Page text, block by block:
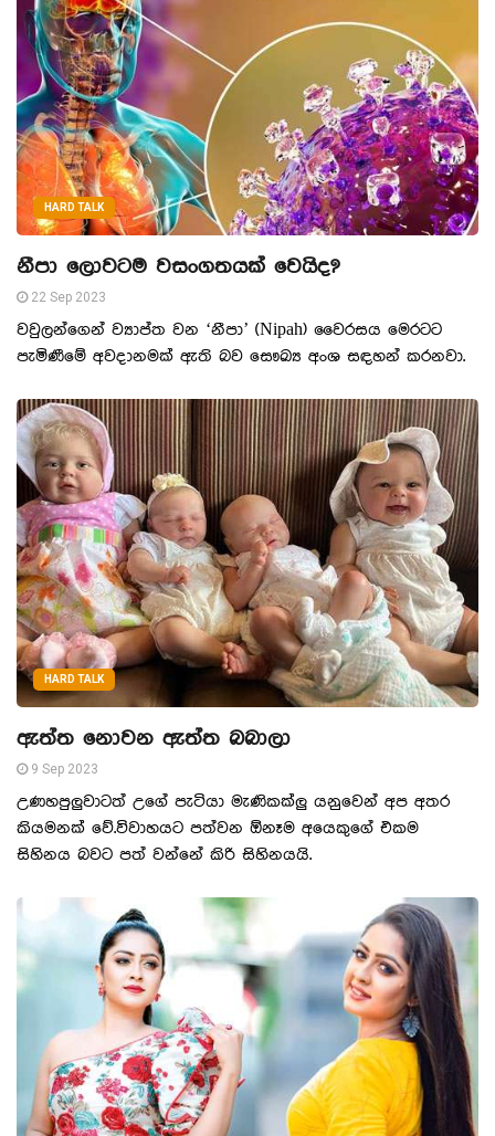
HARD TALK
නීපා ලොවටම වසංගතයක් වෙයිද?
22 Sep 2023
වවුලන්ගෙන් ව්‍යාප්ත වන ‘නීපා’ (Nipah) වෛරසය මෙරටට
පැමිණීමේ අවදානමක් ඇති බව සෞඛ්‍ය අංශ සඳහන් කරනවා.
HARD TALK
ඇත්ත නොවන ඇත්ත බබාලා
9 Sep 2023
උණහපුලුවාටත් උගේ පැටියා මැණිකක්ලු යනුවෙන් අප අතර
කියමනක් වේ.විවාහයට පත්වන ඕනෑම අයෙකුගේ එකම
සිහිනය බවට පත් වන්නේ කිරි සිහිනයයි.